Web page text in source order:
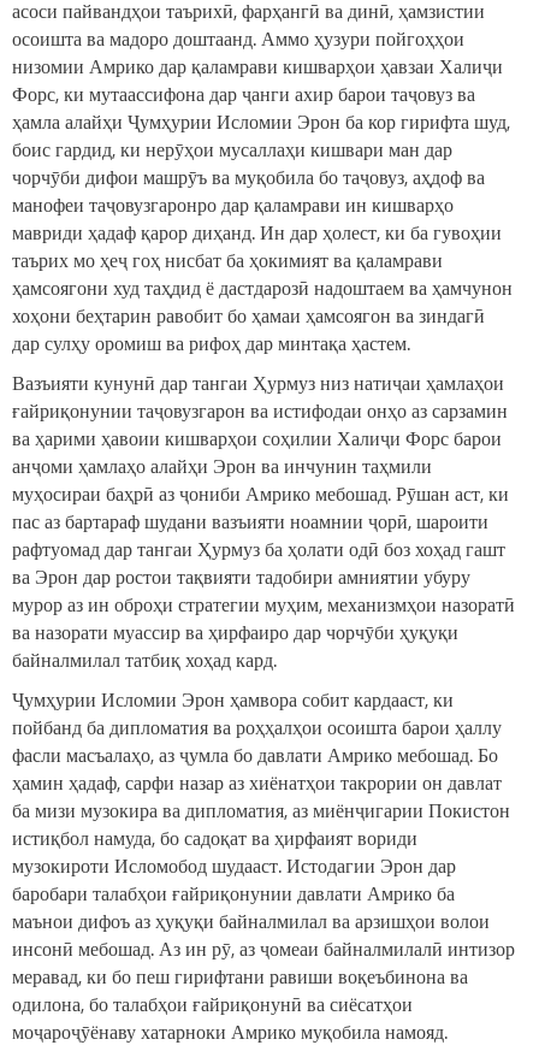
асоси пайвандҳои таърихӣ, фарҳангӣ ва динӣ, ҳамзистии
осоишта ва мадоро доштаанд. Аммо ҳузури пойгоҳҳои
низомии Амрико дар қаламрави кишварҳои ҳавзаи Халиҷи
Форс, ки мутаассифона дар ҷанги ахир барои таҷовуз ва
ҳамла алайҳи Ҷумҳурии Исломии Эрон ба кор гирифта шуд,
боис гардид, ки нерӯҳои мусаллаҳи кишвари ман дар
чорчӯби дифои машрӯъ ва муқобила бо таҷовуз, аҳдоф ва
манофеи таҷовузгаронро дар қаламрави ин кишварҳо
мавриди ҳадаф қарор диҳанд. Ин дар ҳолест, ки ба гувоҳии
таърих мо ҳеҷ гоҳ нисбат ба ҳокимият ва қаламрави
ҳамсоягони худ таҳдид ё дастдарозӣ надоштаем ва ҳамчунон
хоҳони беҳтарин равобит бо ҳамаи ҳамсоягон ва зиндагӣ
дар сулҳу оромиш ва рифоҳ дар минтақа ҳастем.
Вазъияти кунунӣ дар тангаи Ҳурмуз низ натиҷаи ҳамлаҳои
ғайриқонунии таҷовузгарон ва истифодаи онҳо аз сарзамин
ва ҳарими ҳавоии кишварҳои соҳилии Халиҷи Форс барои
анҷоми ҳамлаҳо алайҳи Эрон ва инчунин таҳмили
муҳосираи баҳрӣ аз ҷониби Амрико мебошад. Рӯшан аст, ки
пас аз бартараф шудани вазъияти ноамнии ҷорӣ, шароити
рафтуомад дар тангаи Ҳурмуз ба ҳолати одӣ боз хоҳад гашт
ва Эрон дар ростои тақвияти тадобири амниятии убуру
мурор аз ин оброҳи стратегии муҳим, механизмҳои назоратӣ
ва назорати муассир ва ҳирфаиро дар чорчӯби ҳуқуқи
байналмилал татбиқ хоҳад кард.
Ҷумҳурии Исломии Эрон ҳамвора собит кардааст, ки
пойбанд ба дипломатия ва роҳҳалҳои осоишта барои ҳаллу
фасли масъалаҳо, аз ҷумла бо давлати Амрико мебошад. Бо
ҳамин ҳадаф, сарфи назар аз хиёнатҳои такрории он давлат
ба мизи музокира ва дипломатия, аз миёнҷигарии Покистон
истиқбол намуда, бо садоқат ва ҳирфаият вориди
музокироти Исломобод шудааст. Истодагии Эрон дар
баробари талабҳои ғайриқонунии давлати Амрико ба
маънои дифоъ аз ҳуқуқи байналмилал ва арзишҳои волои
инсонӣ мебошад. Аз ин рӯ, аз ҷомеаи байналмилалӣ интизор
меравад, ки бо пеш гирифтани равиши воқеъбинона ва
одилона, бо талабҳои ғайриқонунӣ ва сиёсатҳои
моҷароҷӯёнаву хатарноки Амрико муқобила намояд.